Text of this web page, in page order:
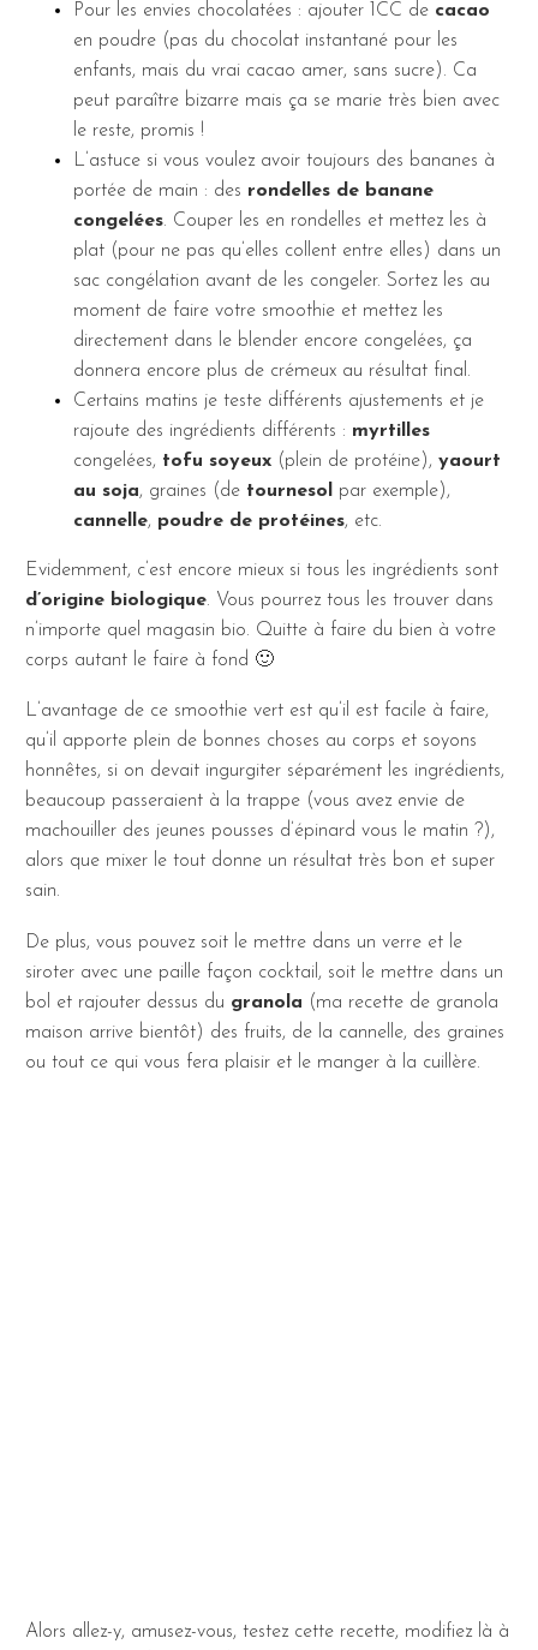
Pour les envies chocolatées : ajouter 1CC de cacao
en poudre (pas du chocolat instantané pour les
enfants, mais du vrai cacao amer, sans sucre). Ca
peut paraître bizarre mais ça se marie très bien avec
le reste, promis !
L’astuce si vous voulez avoir toujours des bananes à
portée de main : des rondelles de banane
congelées. Couper les en rondelles et mettez les à
plat (pour ne pas qu’elles collent entre elles) dans un
sac congélation avant de les congeler. Sortez les au
moment de faire votre smoothie et mettez les
directement dans le blender encore congelées, ça
donnera encore plus de crémeux au résultat final.
Certains matins je teste différents ajustements et je
rajoute des ingrédients différents : myrtilles
congelées, tofu soyeux (plein de protéine), yaourt
au soja, graines (de tournesol
par exemple),
cannelle, poudre de protéines, etc.
Evidemment, c’est encore mieux si tous les ingrédients sont
d’origine biologique. Vous pourrez tous les trouver dans
n’importe quel magasin bio. Quitte à faire du bien à votre
corps autant le faire à fond 🙂
L’avantage de ce smoothie vert est qu’il est facile à faire,
qu’il apporte plein de bonnes choses au corps et soyons
honnêtes, si on devait ingurgiter séparément les ingrédients,
beaucoup passeraient à la trappe (vous avez envie de
machouiller des jeunes pousses d’épinard vous le matin ?),
alors que mixer le tout donne un résultat très bon et super
sain.
De plus, vous pouvez soit le mettre dans un verre et le
siroter avec une paille façon cocktail, soit le mettre dans un
bol et rajouter dessus du granola (ma recette de granola
maison arrive bientôt) des fruits, de la cannelle, des graines
ou tout ce qui vous fera plaisir et le manger à la cuillère.
Alors allez-y, amusez-vous, testez cette recette, modifiez là à